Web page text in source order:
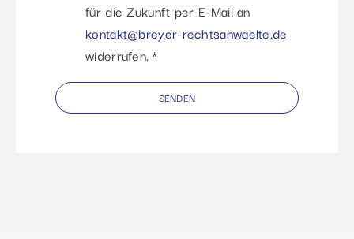
für die Zukunft per E-Mail an
kontakt@breyer-rechtsanwaelte.de
widerrufen.
SENDEN